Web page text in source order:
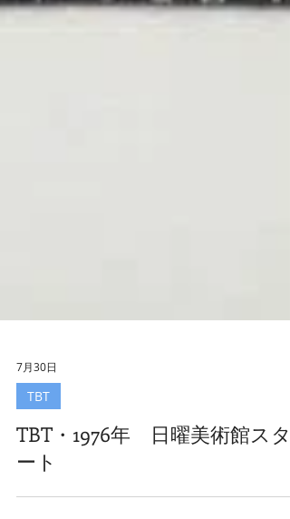
7月30日
TBT
TBT・1976年 日曜美術館スタ